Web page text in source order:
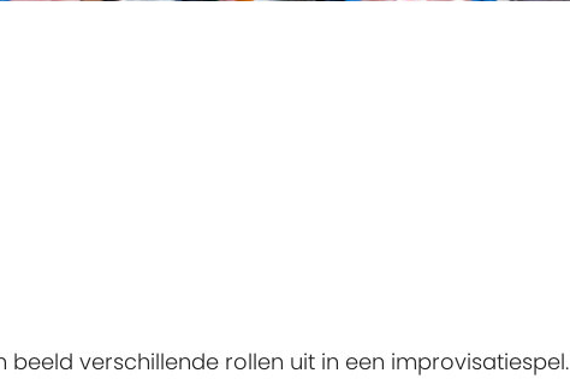
verschillende rollen uit in een improvisatiespel.